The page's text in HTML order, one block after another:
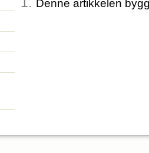
Denne artikkelen